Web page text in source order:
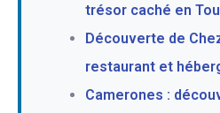
trésor caché en
Découverte de
restaurant et
Camerones :